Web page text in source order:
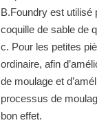
B.Foundry est utilisé
coquille de sable de
c. Pour les petites
ordinaire, afin
de moulage et
processus de
bon effet.